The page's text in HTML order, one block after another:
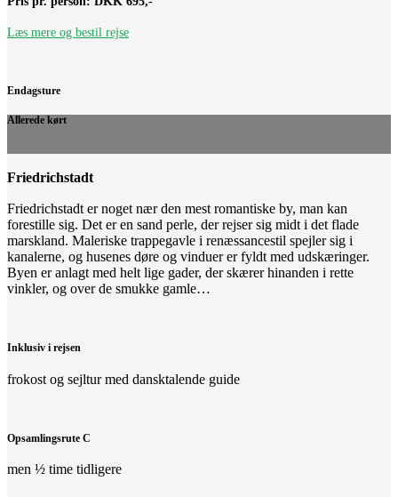
Læs mere og bestil rejse
Endagsture
Allerede kørt
Friedrichstadt
Friedrichstadt er noget nær den mest romantiske by, man kan
forestille sig. Det er en sand perle, der rejser sig midt i det flade
marskland. Maleriske trappegavle i renæssancestil spejler sig i
kanalerne, og husenes døre og vinduer er fyldt med udskæringer.
Byen er anlagt med helt lige gader, der skærer hinanden i rette
vinkler, og over de smukke gamle…
Inklusiv i rejsen
frokost og sejltur med dansktalende guide
Opsamlingsrute C
men ½ time tidligere